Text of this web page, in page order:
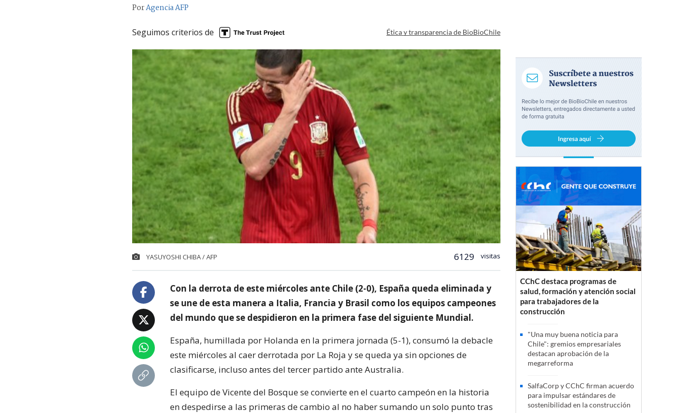
PorAgencia AFP
Seguimos criterios de Ética y transparencia de BioBioChile
YASUYOSHI CHIBA / AFP 6129 visitas
Con la derrota de este miércoles ante Chile (2-0), España queda eliminada y
se une de esta manera a Italia, Francia y Brasil como los equipos campeones
del mundo que se despidieron en la primera fase del siguiente Mundial.
España, humillada por Holanda en la primera jornada (5-1), consumó la debacle
este miércoles al caer derrotada por La Roja y se queda ya sin opciones de
clasificarse, incluso antes del tercer partido ante Australia.
El equipo de Vicente del Bosque se convierte en el cuarto campeón en la historia
en despedirse a las primeras de cambio al no haber sumando un solo punto tras
CChC destaca programas de
salud, formación y atención social
para trabajadores de la
construcción
"Una muy buena noticia para
Chile": gremios empresariales
destacan aprobación de la
megarreforma
SalfaCorp y CChC firman acuerdo
para impulsar estándares de
sostenibilidad en la construcción